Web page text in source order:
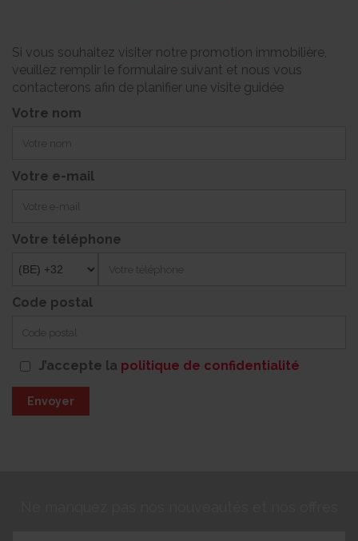
Si vous souhaitez visiter notre promotion immobilière,
veuillez remplir le formulaire suivant et nous vous
contacterons afin de planifier une visite guidée
Votre nom
Votre e-mail
Votre téléphone
Code postal
J’accepte la politique de confidentialité
Envoyer